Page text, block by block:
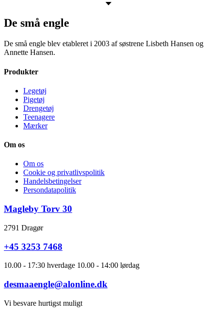
De små engle
De små engle blev etableret i 2003 af søstrene Lisbeth Hansen og
Annette Hansen.
Produkter
Legetøj
Pigetøj
Drengetøj
Teenagere
Mærker
Om os
Om os
Cookie og privatlivspolitik
Handelsbetingelser
Persondatapolitik
Magleby Torv 30
2791 Dragør
+45 3253 7468
10.00 - 17:30 hverdage 10.00 - 14:00 lørdag
desmaaengle@alonline.dk
Vi besvare hurtigst muligt